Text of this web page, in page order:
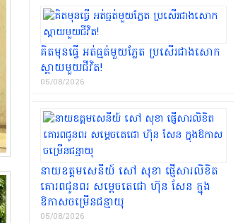
គិតមុនធ្វើ អត់ធ្មត់មួយភ្លែត ប្រសើរជាងសោក
ស្ដាយមួយជីវិត!
05/08/2026
នាយឧត្តមសេនីយ៍ សៅ សុខា ផ្ញើសារលិខិត
គោរពជូនពរ សម្ដេចតេជោ ហ៊ុន សែន ក្នុង
ឱកាសចម្រើនជន្មាយុ
05/08/2026